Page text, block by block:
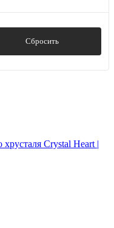
Сбросить
Crystal Heart |